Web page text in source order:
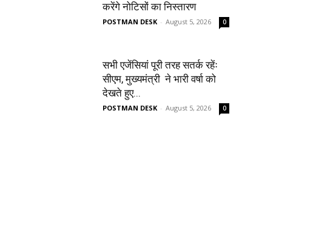
करेंगे नोटिसों का निस्तारण
POSTMAN DESK - August 5, 2026 0
सभी एजेंसियां पूरी तरह सतर्क रहेंः
सीएम, मुख्यमंत्री ने भारी वर्षा को
देखते हुए...
POSTMAN DESK - August 5, 2026 0